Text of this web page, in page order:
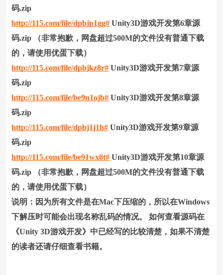
码.zip
http://115.com/file/dpbjp1gg# Unity3D游戏开发第6章源
码.zip （非常抱歉，网盘超过500M的文件没有普通下载
的，请使用优蛋下载）
http://115.com/file/dpbjkz8r# Unity3D游戏开发第7章源
码.zip
http://115.com/file/be9n1ojb# Unity3D游戏开发第8章源
码.zip
http://115.com/file/dpbj1j1h# Unity3D游戏开发第9章源
码.zip
http://115.com/file/be91wx8t# Unity3D游戏开发第10章源
码.zip
（非常抱歉，网盘超过500M的文件没有普通下载
的，请使用优蛋下载）
说明：因为所有文件是在Mac下压缩的，所以在Windows
下解压时可能会出现名称乱码的情况。 如何查看源码在
《Unity 3D游戏开发》中已经写的比较清楚，如果不清楚
的读者还请仔细查看书籍。